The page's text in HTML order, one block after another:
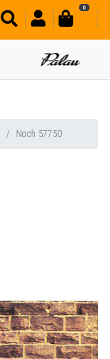
0
Noch 57750